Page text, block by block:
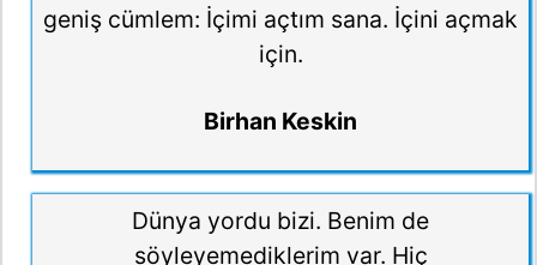
geniş cümlem: İçimi açtım sana. İçini açmak
için.
Birhan Keskin
Dünya yordu bizi. Benim de
söyleyemediklerim var. Hiç